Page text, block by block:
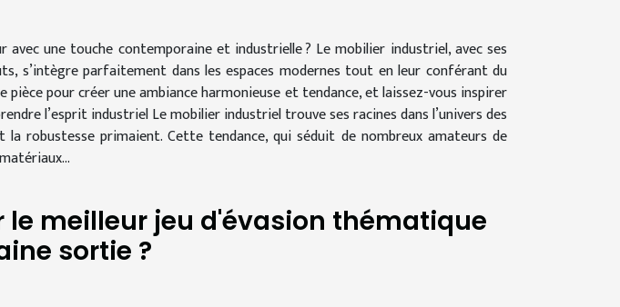
une touche contemporaine et industrielle ? Le mobilier industriel, avec ses
s’intègre parfaitement dans les espaces modernes tout en leur conférant du
pour créer une ambiance harmonieuse et tendance, et laissez-vous inspirer
l’esprit industriel Le mobilier industriel trouve ses racines dans l’univers des
robustesse primaient. Cette tendance, qui séduit de nombreux amateurs de
meilleur jeu d'évasion thématique
sortie ?